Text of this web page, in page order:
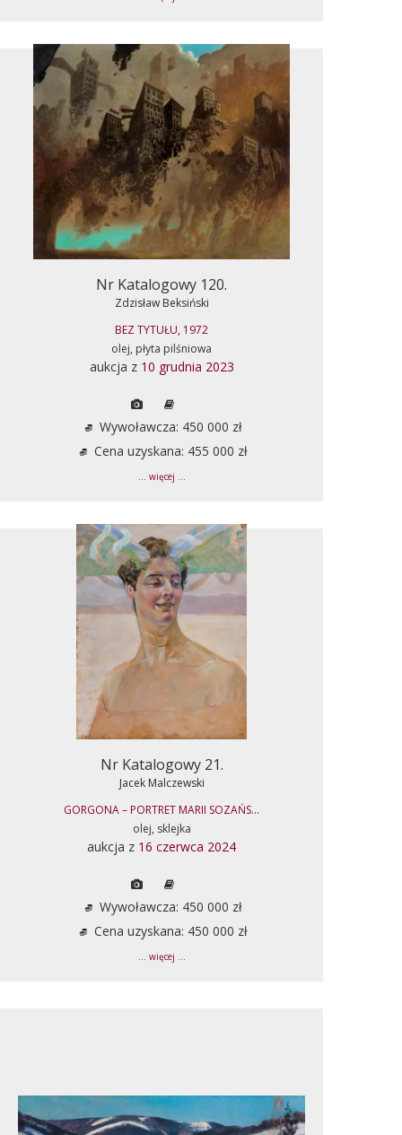
Nr Katalogowy 120.
Zdzisław Beksiński
BEZ TYTUŁU, 1972
olej, płyta pilśniowa
aukcja z 10 grudnia 2023
Wywoławcza: 450 000 zł
Cena uzyskana: 455 000 zł
... więcej ...
Nr Katalogowy 21.
Jacek Malczewski
GORGONA – PORTRET MARII SOZAŃS...
olej, sklejka
aukcja z 16 czerwca 2024
Wywoławcza: 450 000 zł
Cena uzyskana: 450 000 zł
... więcej ...